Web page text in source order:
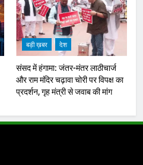
बड़ी ख़बर देश
संसद में हंगामा: जंतर-मंतर लाठीचार्ज
और राम मंदिर चढ़ावा चोरी पर विपक्ष का
प्रदर्शन, गृह मंत्री से जवाब की मांग